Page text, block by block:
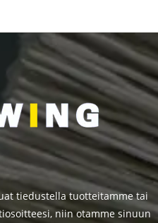
tiedustella tuotteitamme tai
niin otamme sinuun